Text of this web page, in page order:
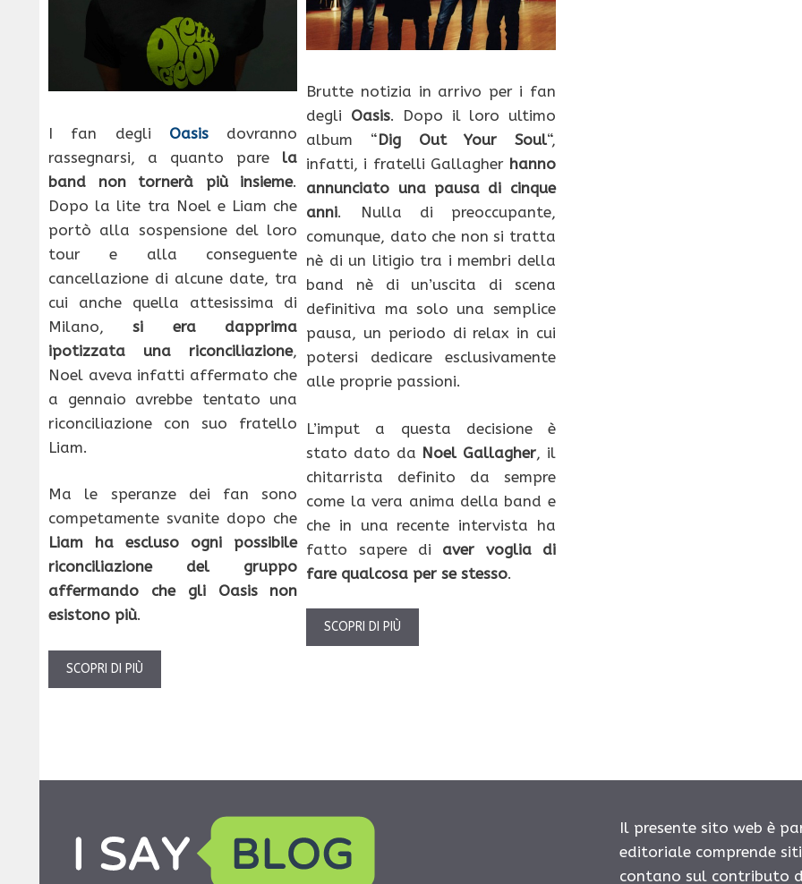
I fan degli Oasis dovranno
rassegnarsi, a quanto pare la
band non tornerà più insieme.
Dopo la lite tra Noel e Liam che
portò alla sospensione del loro
tour e alla conseguente
cancellazione di alcune date, tra
cui anche quella attesissima di
Milano,si era dapprima
ipotizzata una riconciliazione,
Noel aveva infatti affermato che
a gennaio avrebbe tentato una
riconciliazione con suo fratello
Liam.
Ma le speranze dei fan sono
competamente svanite dopo che
Liam ha escluso ogni possibile
riconciliazione del gruppo
affermando che gli Oasis non
esistono più.
SCOPRI DI PIÙ
Brutte notizia in arrivo per i fan
degli Oasis. Dopo il loro ultimo
album “Dig Out Your Soul“,
infatti, i fratelli Gallagher hanno
annunciato una pausa di cinque
anni. Nulla di preoccupante,
comunque, dato che non si tratta
nè di un litigio tra i membri della
band nè di un’uscita di scena
definitiva ma solo una semplice
pausa, un periodo di relax in cui
potersi dedicare esclusivamente
alle proprie passioni.
L’imput a questa decisione è
stato dato da Noel Gallagher, il
chitarrista definito da sempre
come la vera anima della band e
che in una recente intervista ha
fatto sapere di aver voglia di
fare qualcosa per se stesso.
SCOPRI DI PIÙ
Il presente sito web è
editoriale comprende
contano sul contributo